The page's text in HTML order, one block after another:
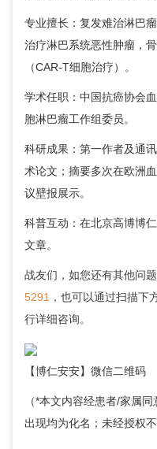
专业擅长：复发难治淋巴
治疗淋巴系统恶性肿瘤，
（CAR-T细胞治疗）。
学术任职：中国抗癌协会
胞淋巴瘤工作组委员。
科研成果：第一作者及通
术论文；摘要多次在欧洲
议壁报展示。
科普互动：在北京高博博
文章。
战友们，如您还有其他问
5291 ，也可以通过扫描下
行详细咨询。
【博仁安安】微信二维码
（*本文内容经患者/家属
出现均为化名；未经授权